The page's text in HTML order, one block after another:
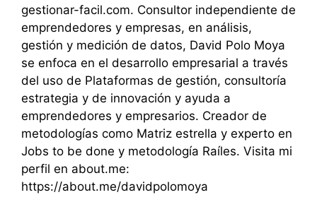
gestionar-facil.com. Consultor independiente de
emprendedores y empresas, en análisis,
gestión y medición de datos, David Polo Moya
se enfoca en el desarrollo empresarial a través
del uso de Plataformas de gestión, consultoría
estrategia y de innovación y ayuda a
emprendedores y empresarios. Creador de
metodologías como Matriz estrella y experto en
Jobs to be done y metodología Raíles. Visita mi
perfil en about.me:
https://about.me/davidpolomoya